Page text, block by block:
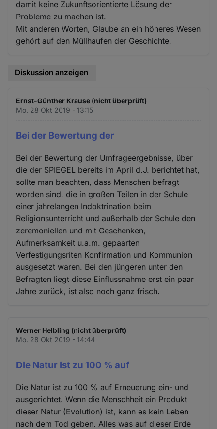
damit keine Zukunftsorientierte Lösung der
Probleme zu machen ist.
Mit anderen Worten, Glaube an ein höheres Wesen
gehört auf den Müllhaufen der Geschichte.
Diskussion anzeigen
Ernst-Günther Krause (nicht überprüft)
Mo. 28 Okt 2019 - 13:15
Bei der Bewertung der
Bei der Bewertung der Umfrageergebnisse, über
die der SPIEGEL bereits im April d.J. berichtet hat,
sollte man beachten, dass Menschen befragt
worden sind, die in großen Teilen in der Schule
einer jahrelangen Indoktrination beim
Religionsunterricht und außerhalb der Schule den
zeremoniellen und mit Geschenken,
Aufmerksamkeit u.a.m. gepaarten
Verfestigungsriten Konfirmation und Kommunion
ausgesetzt waren. Bei den jüngeren unter den
Befragten liegt diese Einflussnahme erst ein paar
Jahre zurück, ist also noch ganz frisch.
Werner Helbling (nicht überprüft)
Mo. 28 Okt 2019 - 14:44
Die Natur ist zu 100 % auf
Die Natur ist zu 100 % auf Erneuerung ein- und
ausgerichtet. Wenn die Menschheit ein Produkt
dieser Natur (Evolution) ist, kann es kein Leben
nach dem Tod geben. Alles was auf dieser Erde